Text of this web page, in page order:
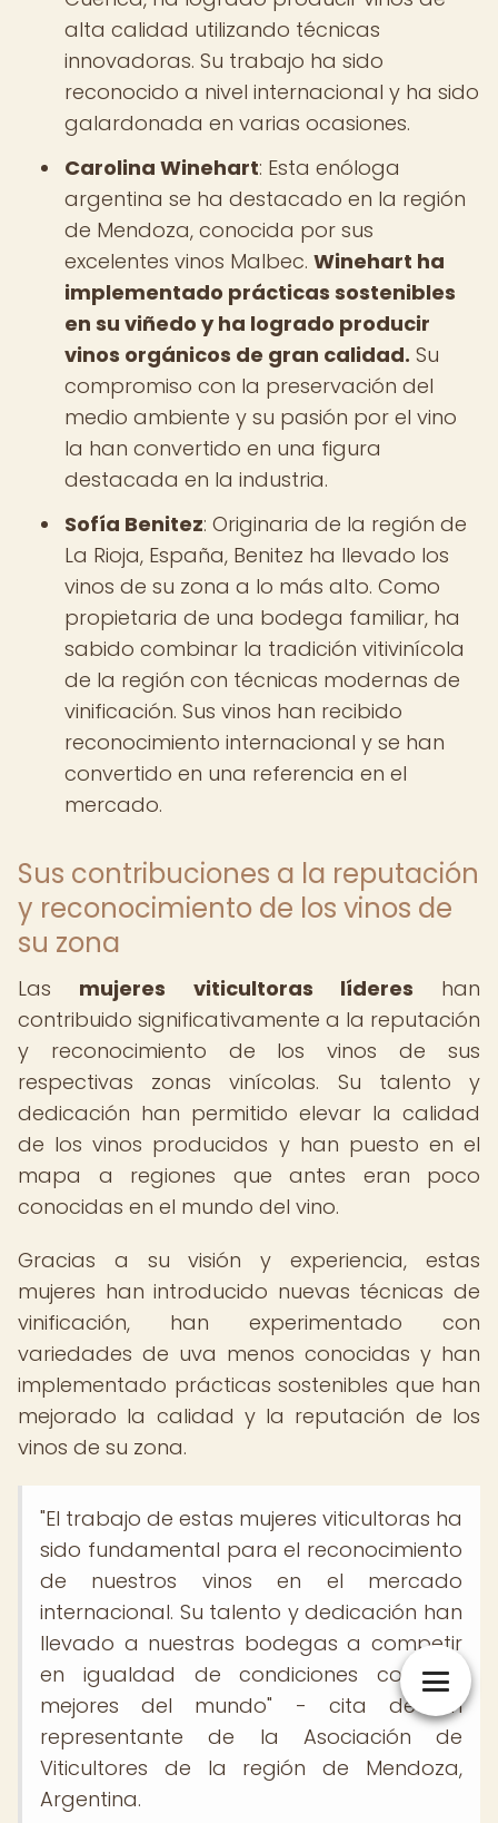
alta calidad utilizando técnicas
innovadoras. Su trabajo ha sido
reconocido a nivel internacional y ha sido
galardonada en varias ocasiones.
Carolina Winehart: Esta enóloga
argentina se ha destacado en la región
de Mendoza, conocida por sus
excelentes vinos Malbec. Winehart ha
implementado prácticas sostenibles
en su viñedo y ha logrado producir
vinos orgánicos de gran calidad. Su
compromiso con la preservación del
medio ambiente y su pasión por el vino
la han convertido en una figura
destacada en la industria.
Sofía Benitez: Originaria de la región de
La Rioja, España, Benitez ha llevado los
vinos de su zona a lo más alto. Como
propietaria de una bodega familiar, ha
sabido combinar la tradición vitivinícola
de la región con técnicas modernas de
vinificación. Sus vinos han recibido
reconocimiento internacional y se han
convertido en una referencia en el
mercado.
Sus contribuciones a la reputación
y reconocimiento de los vinos de
su zona
Las mujeres viticultoras líderes han
contribuido significativamente a la reputación
y reconocimiento de los vinos de sus
respectivas zonas vinícolas. Su talento y
dedicación han permitido elevar la calidad
de los vinos producidos y han puesto en el
mapa a regiones que antes eran poco
conocidas en el mundo del vino.
Gracias a su visión y experiencia, estas
mujeres han introducido nuevas técnicas de
vinificación, han experimentado con
variedades de uva menos conocidas y han
implementado prácticas sostenibles que han
mejorado la calidad y la reputación de los
vinos de su zona.
"El trabajo de estas mujeres viticultoras ha
sido fundamental para el reconocimiento
de nuestros vinos en el mercado
internacional. Su talento y dedicación han
llevado a nuestras bodegas a competir
en igualdad de condiciones con las
mejores del mundo" - cita de un
representante de la Asociación de
Viticultores de la región de Mendoza,
Argentina.